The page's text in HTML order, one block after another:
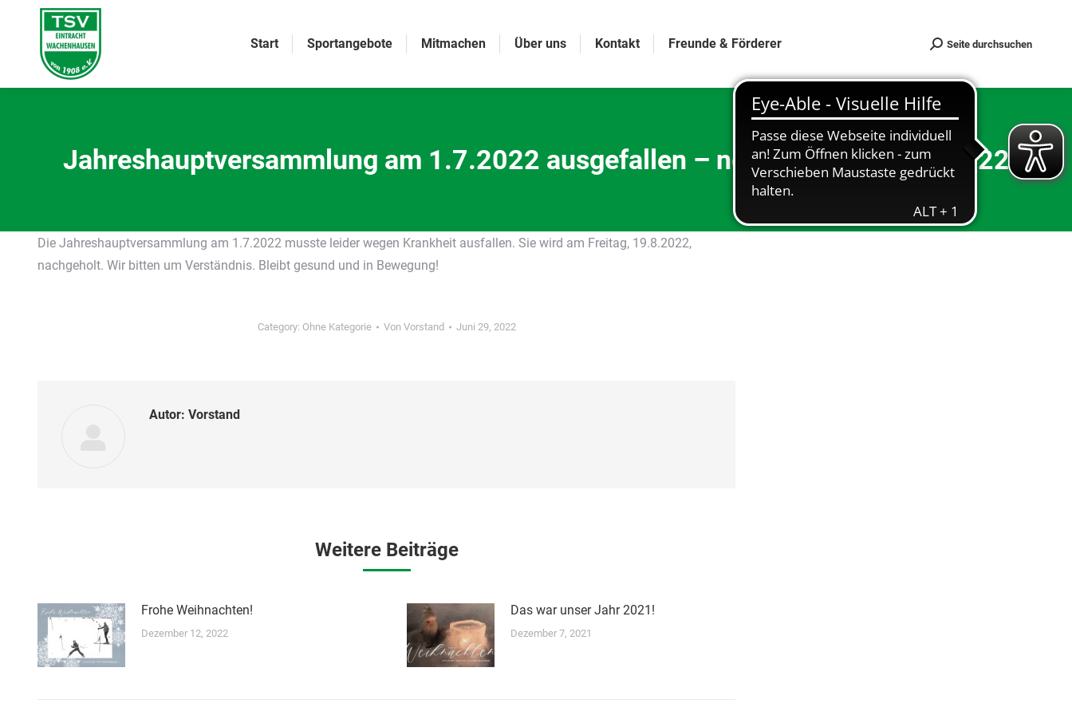
Start Sportangebote Mitmachen Über uns Kontakt Freunde & Förderer Search:
Seite durchsuchen
Jahreshauptversammlung am 1.7.2022 ausgefallen – neuer Termin 19.8.2022
Die Jahreshauptversammlung am 1.7.2022 musste leider wegen Krankheit ausfallen. Sie wird am Freitag, 19.8.2022,
nachgeholt. Wir bitten um Verständnis. Bleibt gesund und in Bewegung!
Category: Ohne Kategorie Von Vorstand Juni 29, 2022
Autor: Vorstand
Weitere Beiträge
Frohe Weihnachten!
Dezember 12, 2022
Das war unser Jahr 2021!
Dezember 7, 2021